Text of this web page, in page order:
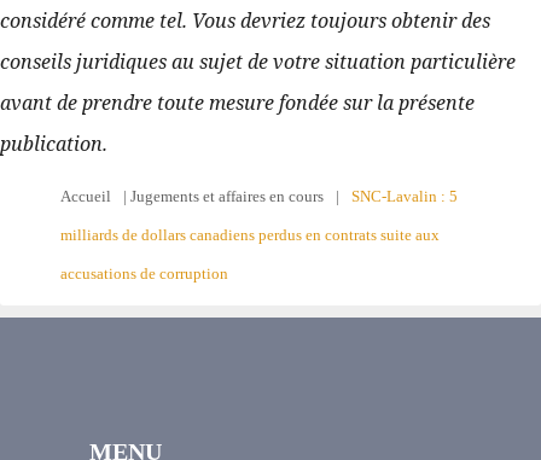
considéré comme tel. Vous devriez toujours obtenir des
conseils juridiques au sujet de votre situation particulière
avant de prendre toute mesure fondée sur la présente
publication.
Accueil | Jugements et affaires en cours | SNC-Lavalin : 5
milliards de dollars canadiens perdus en contrats suite aux
accusations de corruption
MENU